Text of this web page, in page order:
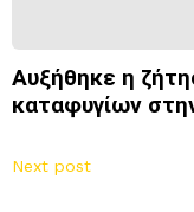
Αυξήθηκε η
καταφυγίων
Next post